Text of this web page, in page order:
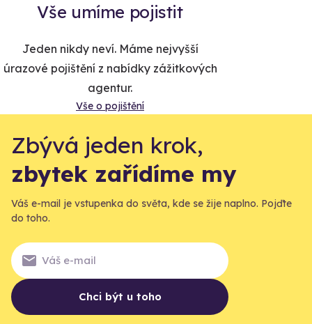
Vše umíme pojistit
Jeden nikdy neví. Máme nejvyšší
úrazové pojištění z nabídky zážitkových
agentur.
Vše o pojištění
Zbývá jeden krok,
zbytek zařídíme my
Váš e-mail je vstupenka do světa, kde se žije naplno. Pojďte
do toho.
Chci být u toho